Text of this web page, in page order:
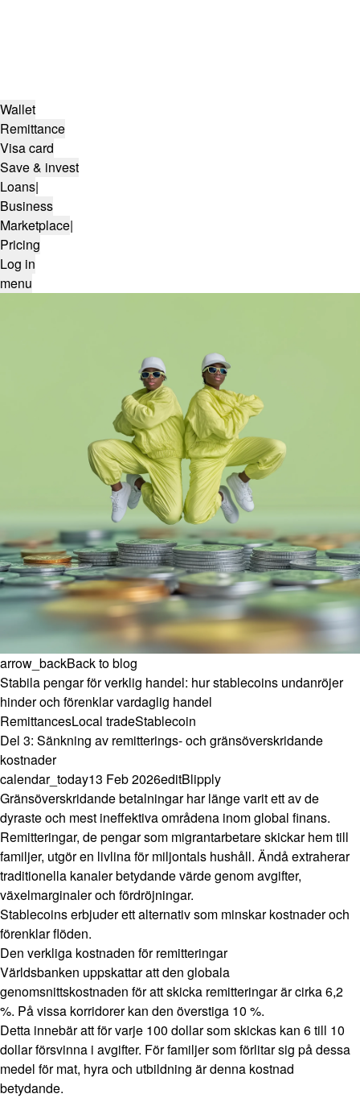
Wallet
Remittance
Visa card
Save & invest
Loans|
Business
Marketplace|
Pricing
Log in
menu
arrow_backBack to blog
Stabila pengar för verklig handel: hur stablecoins undanröjer
hinder och förenklar vardaglig handel
RemittancesLocal tradeStablecoin
Del 3: Sänkning av remitterings- och gränsöverskridande
kostnader
calendar_today13 Feb 2026editBlipply
Gränsöverskridande betalningar har länge varit ett av de
dyraste och mest ineffektiva områdena inom global finans.
Remitteringar, de pengar som migrantarbetare skickar hem till
familjer, utgör en livlina för miljontals hushåll. Ändå extraherar
traditionella kanaler betydande värde genom avgifter,
växelmarginaler och fördröjningar.
Stablecoins erbjuder ett alternativ som minskar kostnader och
förenklar flöden.
Den verkliga kostnaden för remitteringar
Världsbanken uppskattar att den globala
genomsnittskostnaden för att skicka remitteringar är cirka 6,2
%. På vissa korridorer kan den överstiga 10 %.
Detta innebär att för varje 100 dollar som skickas kan 6 till 10
dollar försvinna i avgifter. För familjer som förlitar sig på dessa
medel för mat, hyra och utbildning är denna kostnad
betydande.